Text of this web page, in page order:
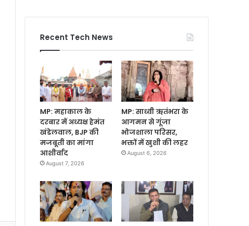
Recent Tech News
MP: महाकाल के
दरबार में अध्यक्ष हेमंत
खंडेलवाल, BJP की
मजबूती का मांगा
आशीर्वाद
August 7, 2026
MP: साध्वी ऋतंभरा के
आगमन से गूंजा
भोजशाला परिसर,
भक्तों में खुशी की लहर
August 6, 2026